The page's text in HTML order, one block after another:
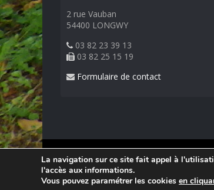
2 rue Vauban
54400 LONGWY
03 82 23 39 13
03 82 25 15 19
Formulaire de contact
© 2026Lycée Professionnel Darche,
Réalisation Frédéric AMELLA. Consultez
La navigation sur ce site fait appel à
l'accès aux informations.
Vous pouvez paramétrer les cookies en